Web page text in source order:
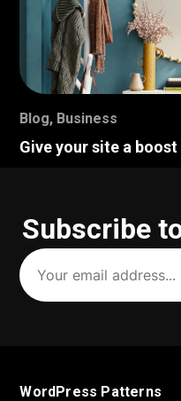
Blog, Business
Give your site a
Subscribe
Your
email
address
(Required)
WordPress Patterns